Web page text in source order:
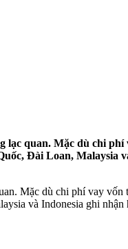
quan. Mặc dù chi phí
Đài Loan, Malaysia
Mặc dù chi phí vay vốn
và Indonesia ghi